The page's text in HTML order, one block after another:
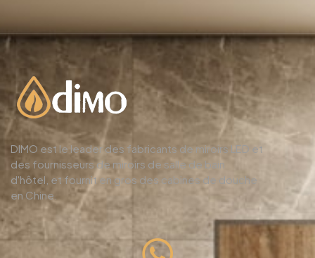
DIMO est le leader des fabricants de miroirs LED et
des fournisseurs de miroirs de salle de bain
d'hôtel, et fournit en gros des cabines de douche
en Chine.